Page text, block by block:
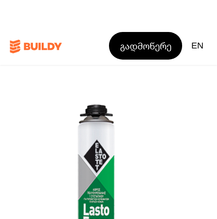
გადმოწერე EN